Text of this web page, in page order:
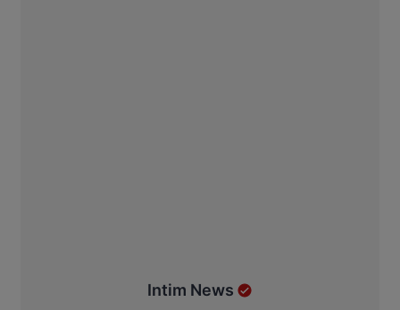
Intim News